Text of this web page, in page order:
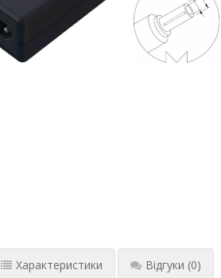
Характеристики Відгуки (0)